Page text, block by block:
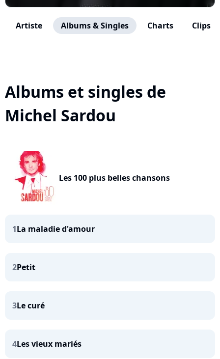
Artiste Albums & Singles Charts Clips
Albums et singles de
Michel Sardou
Les 100 plus belles chansons
1La maladie d'amour
2Petit
3Le curé
4Les vieux mariés